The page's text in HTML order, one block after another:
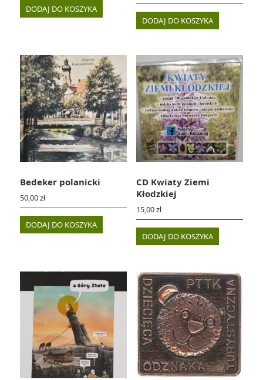
DODAJ DO KOSZYKA
DODAJ DO KOSZYKA
Bedeker polanicki
50,00zł
DODAJ DO KOSZYKA
CD Kwiaty Ziemi
Kłodzkiej
15,00zł
DODAJ DO KOSZYKA